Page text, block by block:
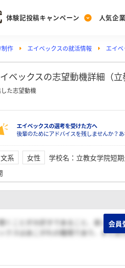
体験記投稿キャンペーン
Post
投稿する
人気企
Ranking
ランキングを見る
Vote
投票する
PickUp
注目の企業特集
作 エイベックスの就活情報 エイ
ベックスの志望動機詳細（
た志望動機
エイベックスの選考を受けた方へ
後輩のためにアドバイスを残しませんか？
文系 女性 学校名 ： 立教女学院短
くことが大好きであること、楽しい
ックスはあこがれの職場であり、また
会員